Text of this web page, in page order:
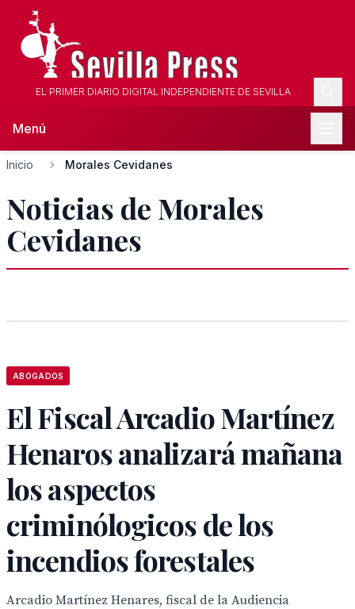
EL PRIMER DIARIO DIGITAL INDEPENDIENTE DE SEVILLA
Menú
Inicio Morales Cevidanes
Noticias de Morales
Cevidanes
ABOGADOS
El Fiscal Arcadio Martínez
Henaros analizará mañana
los aspectos
criminólogicos de los
incendios forestales
Arcadio Martínez Henares, fiscal de la Audiencia